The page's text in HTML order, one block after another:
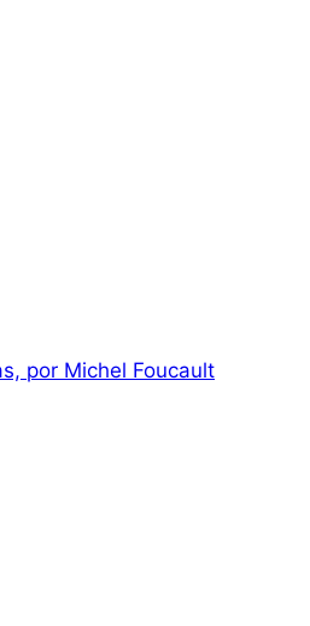
por Michel Foucault